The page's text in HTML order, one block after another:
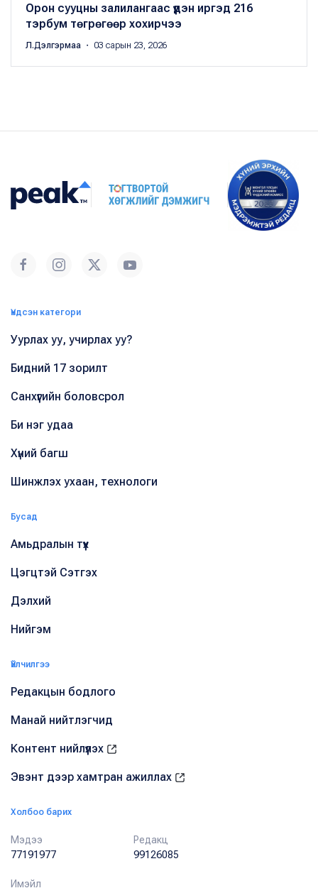
Орон сууцны залилангаас үүдэн иргэд 216
тэрбум төгрөгөөр хохирчээ
Л.Дэлгэрмаа ・ 03 сарын 23, 2026
Үндсэн категори
Уурлах уу, учирлах уу?
Бидний 17 зорилт
Санхүүгийн боловсрол
Би нэг удаа
Хүний багш
Шинжлэх ухаан, технологи
Бусад
Амьдралын түүх
Цэгцтэй Сэтгэх
Дэлхий
Нийгэм
Үйлчилгээ
Редакцын бодлого
Манай нийтлэгчид
Контент нийлүүлэх
Эвэнт дээр хамтран ажиллах
Холбоо барих
Мэдээ
77191977
Редакц
99126085
Имэйл